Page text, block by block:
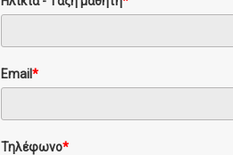
Email*
Τηλέφωνο*